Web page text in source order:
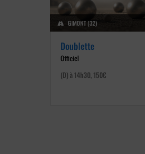
GIMONT (32)
Doublette
Officiel
(D) à 14h30, 150€